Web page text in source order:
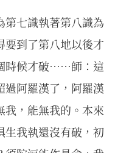
第七識執著第八識為
要到了第八地以後才
時候才破……師：這
過阿羅漢了，阿羅漢
我，能無我的。本來
生我執還沒有破，初